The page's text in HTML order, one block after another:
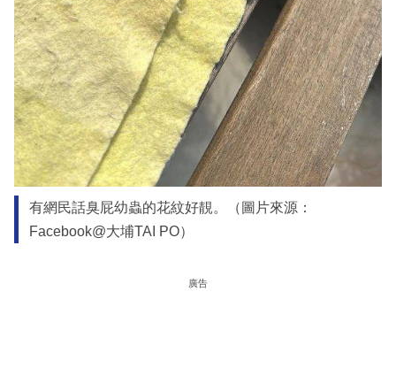
有網民話臭屁幼蟲的花紋好靚。（圖片來源：
Facebook@大埔TAI PO）
廣告